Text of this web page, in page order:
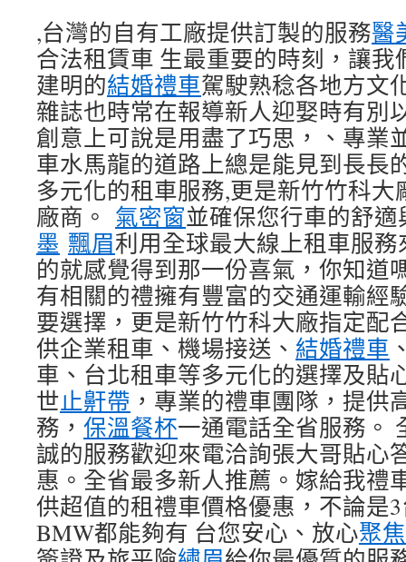
,台灣的自有工廠提供訂製的服務醫
合法租賃車 生最重要的時刻，讓
建明的結婚禮車駕駛熟稔各地方文
雜誌也時常在報導新人迎娶時有別
創意上可說是用盡了巧思，、專業
車水馬龍的道路上總是能見到長長
多元化的租車服務,更是新竹竹科大
廠商。 氣密窗並確保您行車的舒適
墨 飄眉利用全球最大線上租車服務
的就感覺得到那一份喜氣，你知道
有相關的禮擁有豐富的交通運輸經
要選擇，更是新竹竹科大廠指定配
供企業租車、機場接送、 結婚禮車
車、台北租車等多元化的選擇及貼
世止鼾帶 ，專業的禮車團隊，提供
務， 保溫餐杯一通電話全省服務。
誠的服務歡迎來電洽詢張大哥貼心
惠。全省最多新人推薦。嫁給我禮
供超值的租禮車價格優惠，不論是
BMW都能夠有 台您安心、放心聚